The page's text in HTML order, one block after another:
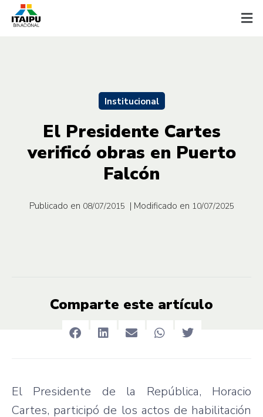
Institucional
El Presidente Cartes
verificó obras en Puerto
Falcón
Publicado en 08/07/2015 | Modificado en 10/07/2025
Comparte este artículo
El Presidente de la República, Horacio
Cartes, participó de los actos de habilitación